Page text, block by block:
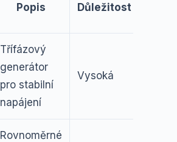
Popis Důležitost
Třífázový
generátor
pro stabilní
napájení
Vysoká
Rovnoměrné